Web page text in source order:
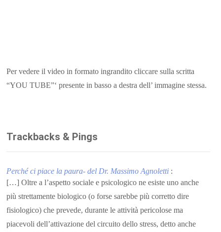
Per vedere il video in formato ingrandito cliccare sulla scritta
“YOU TUBE”‘ presente in basso a destra dell’ immagine stessa.
Trackbacks & Pings
Perché ci piace la paura- del Dr. Massimo Agnoletti :
[…] Oltre a l’aspetto sociale e psicologico ne esiste uno anche
più strettamente biologico (o forse sarebbe più corretto dire
fisiologico) che prevede, durante le attività pericolose ma
piacevoli dell’attivazione del circuito dello stress, detto anche